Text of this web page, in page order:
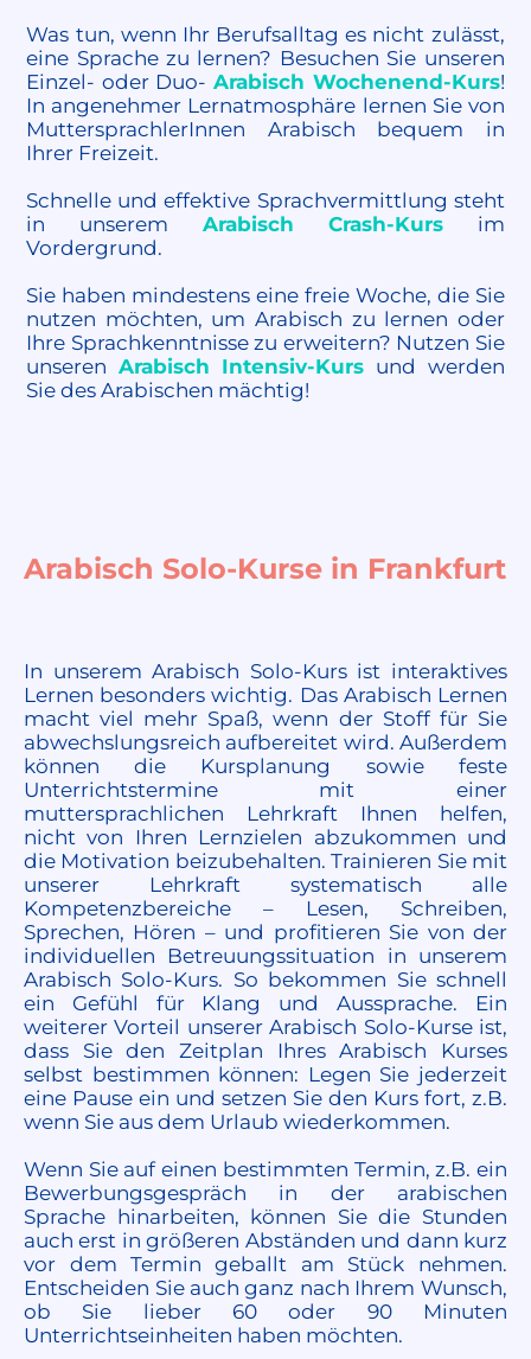
Was tun, wenn Ihr Berufsalltag es nicht zulässt,
eine Sprache zu lernen? Besuchen Sie unseren
Einzel- oder Duo-Arabisch Wochenend-Kurs!
In angenehmer Lernatmosphäre lernen Sie von
MuttersprachlerInnen Arabisch bequem in
Ihrer Freizeit.
Schnelle und effektive Sprachvermittlung steht
in unserem Arabisch Crash-Kurs im
Vordergrund.
Sie haben mindestens eine freie Woche, die Sie
nutzen möchten, um Arabisch zu lernen oder
Ihre Sprachkenntnisse zu erweitern? Nutzen Sie
unseren Arabisch Intensiv-Kurs und werden
Sie des Arabischen mächtig!
Arabisch Solo-Kurse in Frankfurt
In unserem Arabisch Solo-Kurs ist interaktives
Lernen besonders wichtig. Das Arabisch Lernen
macht viel mehr Spaß, wenn der Stoff für Sie
abwechslungsreich aufbereitet wird. Außerdem
können die Kursplanung sowie feste
Unterrichtstermine mit einer
muttersprachlichen Lehrkraft Ihnen helfen,
nicht von Ihren Lernzielen abzukommen und
die Motivation beizubehalten. Trainieren Sie mit
unserer Lehrkraft systematisch alle
Kompetenzbereiche – Lesen, Schreiben,
Sprechen, Hören – und profitieren Sie von der
individuellen Betreuungssituation in unserem
Arabisch Solo-Kurs. So bekommen Sie schnell
ein Gefühl für Klang und Aussprache. Ein
weiterer Vorteil unserer Arabisch Solo-Kurse ist,
dass Sie den Zeitplan Ihres Arabisch Kurses
selbst bestimmen können: Legen Sie jederzeit
eine Pause ein und setzen Sie den Kurs fort, z.B.
wenn Sie aus dem Urlaub wiederkommen.
Wenn Sie auf einen bestimmten Termin, z.B. ein
Bewerbungsgespräch in der arabischen
Sprache hinarbeiten, können Sie die Stunden
auch erst in größeren Abständen und dann kurz
vor dem Termin geballt am Stück nehmen.
Entscheiden Sie auch ganz nach Ihrem Wunsch,
ob Sie lieber 60 oder 90 Minuten
Unterrichtseinheiten haben möchten.